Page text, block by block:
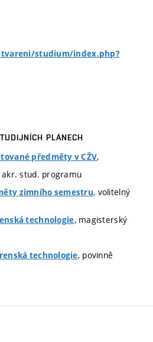
studium/index.php?
PLÁNECH
předměty v CŽV,
akr. stud. programu
zimního semestru, volitelný
technologie, magisterský
technologie, povinně